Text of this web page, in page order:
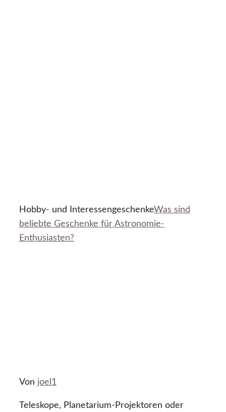
Hobby- und InteressengeschenkeWas sind
beliebte Geschenke für Astronomie-
Enthusiasten?
Von joel1
Teleskope, Planetarium-Projektoren oder